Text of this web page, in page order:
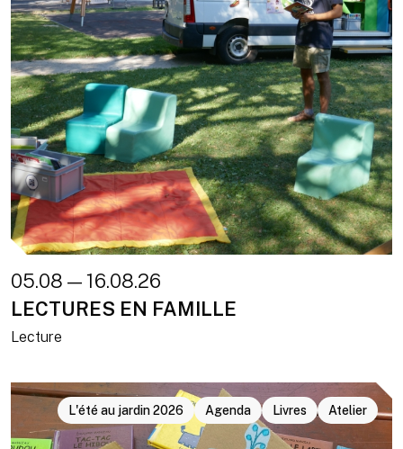
05.08 — 16.08.26
LECTURES EN FAMILLE
Lecture
L'été au jardin 2026 Agenda Livres Atelier